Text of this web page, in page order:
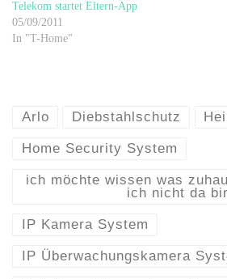
Telekom startet Eltern-App
05/09/2011
In "T-Home"
Arlo Diebstahlschutz
Home Security System
ich möchte wissen was
ich nicht da
IP Kamera System
IP Überwachungskamera